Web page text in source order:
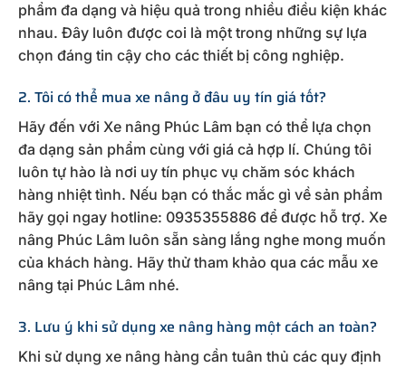
phẩm đa dạng và hiệu quả trong nhiều điều kiện khác
nhau. Đây luôn được coi là một trong những sự lựa
chọn đáng tin cậy cho các thiết bị công nghiệp.
2. Tôi có thể mua xe nâng ở đâu uy tín giá tốt?
Hãy đến với Xe nâng Phúc Lâm bạn có thể lựa chọn
đa dạng sản phẩm cùng với giá cả hợp lí. Chúng tôi
luôn tự hào là nơi uy tín phục vụ chăm sóc khách
hàng nhiệt tình. Nếu bạn có thắc mắc gì về sản phẩm
hãy gọi ngay hotline: 0935355886 để được hỗ trợ. Xe
nâng Phúc Lâm luôn sẵn sàng lắng nghe mong muốn
của khách hàng. Hãy thử tham khảo qua các mẫu xe
nâng tại Phúc Lâm nhé.
3. Lưu ý khi sử dụng xe nâng hàng một cách an toàn?
Khi sử dụng xe nâng hàng cần tuân thủ các quy định